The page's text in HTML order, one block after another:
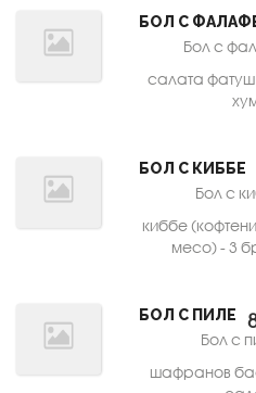
БОЛ С
Бол с
салата
БОЛ С КИББЕ
Бол с
киббе
месо) - 3
БОЛ С ПИЛЕ
Бол с
шафранов